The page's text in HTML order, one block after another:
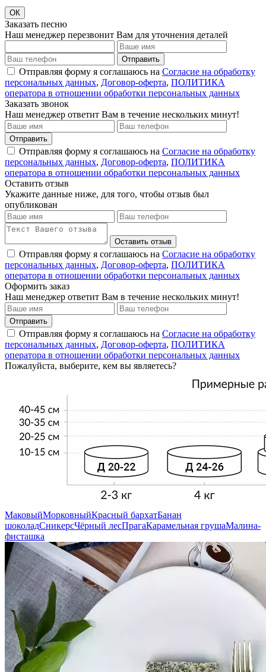
ОК
Заказать песню
Наш менеджер перезвонит Вам для уточнения деталей
Отправить
Отправляя форму я соглашаюсь на Согласие на обработку
персональных данных, Договор-оферта, ПОЛИТИКА
оператора в отношении обработки персональных данных
Заказать звонок
Наш менеджер ответит Вам в течение нескольких минут!
Отправить
Отправляя форму я соглашаюсь на Согласие на обработку
персональных данных, Договор-оферта, ПОЛИТИКА
оператора в отношении обработки персональных данных
Оставить отзыв
Укажите данные ниже, для того, чтобы отзыв был
опубликован
Оставить отзыв
Отправляя форму я соглашаюсь на Согласие на обработку
персональных данных, Договор-оферта, ПОЛИТИКА
оператора в отношении обработки персональных данных
Оформить заказ
Наш менеджер ответит Вам в течение нескольких минут!
Отправить
Отправляя форму я соглашаюсь на Согласие на обработку
персональных данных, Договор-оферта, ПОЛИТИКА
оператора в отношении обработки персональных данных
Пожалуйста, выберите, кем вы являетесь?
МаковыйМорковныйКрасный бархатБанан
шоколадСникерсЧёрный лесПрагаКарамельная грушаМалина-
фисташка